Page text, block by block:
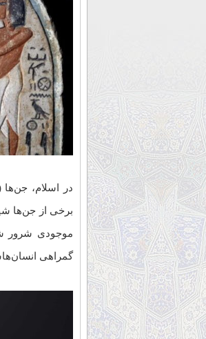
برخی از جن‌ها
موجودی شرور
گمراهی